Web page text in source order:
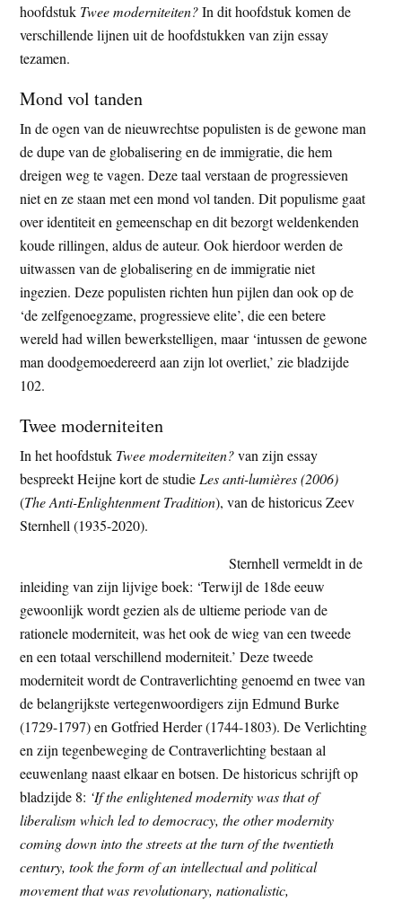
hoofdstuk Twee moderniteiten?In dit hoofdstuk komen de
verschillende lijnen uit de hoofdstukken van zijn essay
tezamen.
Mond vol tanden
In de ogen van de nieuwrechtse populisten is de gewone man
de dupe van de globalisering en de immigratie, die hem
dreigen weg te vagen. Deze taal verstaan de progressieven
niet en ze staan met een mond vol tanden. Dit populisme gaat
over identiteit en gemeenschap en dit bezorgt weldenkenden
koude rillingen, aldus de auteur. Ook hierdoor werden de
uitwassen van de globalisering en de immigratie niet
ingezien. Deze populisten richten hun pijlen dan ook op de
‘de zelfgenoegzame, progressieve elite’, die een betere
wereld had willen bewerkstelligen, maar ‘intussen de gewone
man doodgemoedereerd aan zijn lot overliet,’ zie bladzijde
102.
Twee moderniteiten
In het hoofdstuk Twee moderniteiten?van zijn essay
bespreekt Heijne kort de studie Les anti-lumières (2006)
(The Anti-Enlightenment Tradition), van de historicus Zeev
Sternhell (1935-2020).
Sternhell vermeldt in de
inleiding van zijn lijvige boek: ‘Terwijl de 18de eeuw
gewoonlijk wordt gezien als de ultieme periode van de
rationele moderniteit, was het ook de wieg van een tweede
en een totaal verschillend moderniteit.’ Deze tweede
moderniteit wordt de Contraverlichting genoemd en twee van
de belangrijkste vertegenwoordigers zijn Edmund Burke
(1729-1797) en Gotfried Herder (1744-1803). De Verlichting
en zijn tegenbeweging de Contraverlichting bestaan al
eeuwenlang naast elkaar en botsen. De historicus schrijft op
bladzijde 8: ‘If the enlightened modernity was that of
liberalism which led to democracy, the other modernity
coming down into the streets at the turn of the twentieth
century, took the form of an intellectual and political
movement that was revolutionary, nationalistic,